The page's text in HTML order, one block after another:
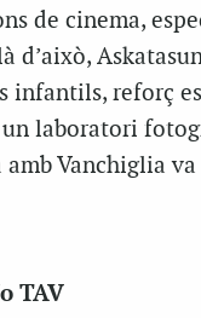
de cinema,
d’això,
reforç
laboratori
Vanchiglia
TAV